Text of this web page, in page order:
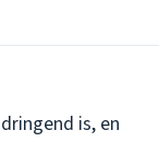
is, en